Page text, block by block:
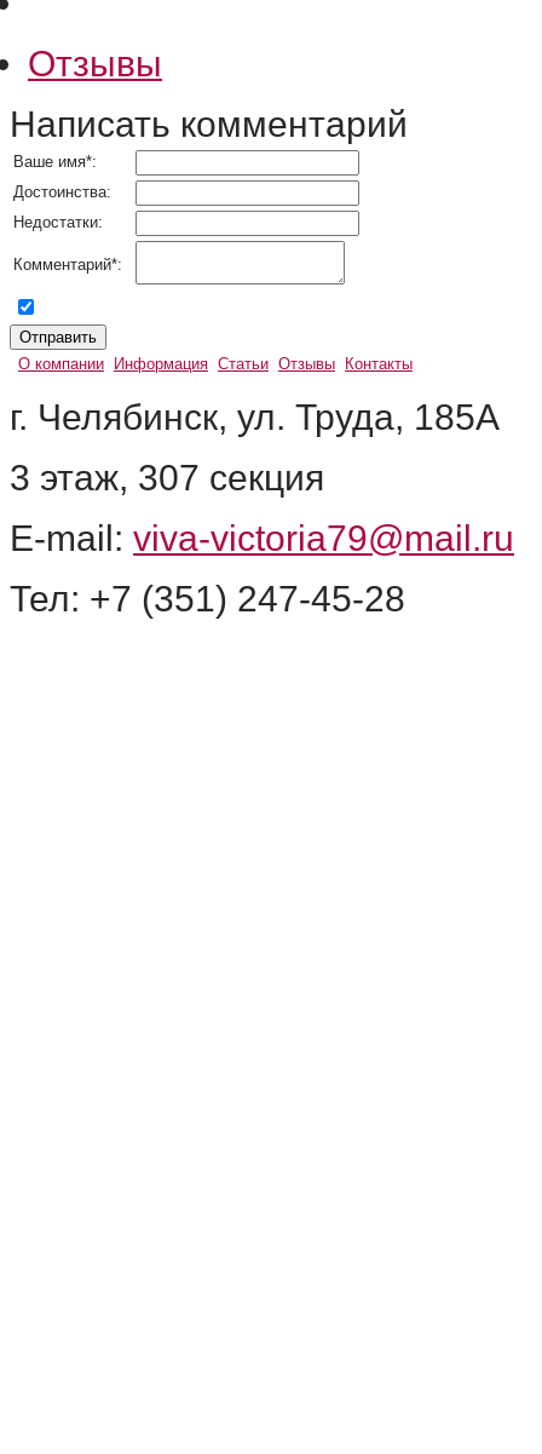
Отзывы
Написать комментарий
Ваше имя*:
Достоинства:
Недостатки:
Комментарий*:
О компании Информация Статьи Отзывы Контакты
г. Челябинск, ул. Труда, 185А
3 этаж, 307 секция
E-mail: viva-victoria79@mail.ru
Тел: +7 (351) 247-45-28